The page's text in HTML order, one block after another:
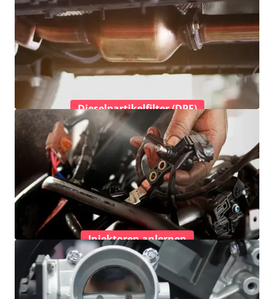
Dieselpartikelfilter (DPF)
Injektoren anlernen